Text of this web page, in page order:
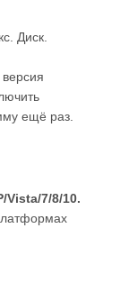
Диск.
ещё раз.
Vista/7/8/10.